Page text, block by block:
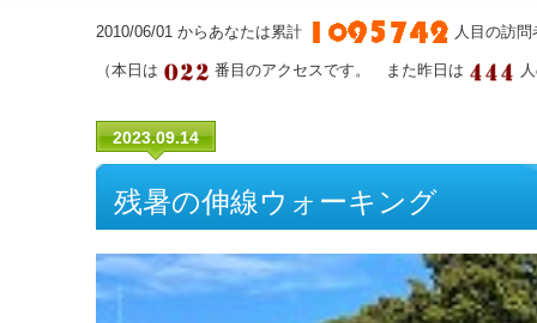
2010/06/01 からあなたは累計 人目の訪
（本日は 番目のアクセスです。 また昨日は
2023.09.14
残暑の伸線ウォーキング